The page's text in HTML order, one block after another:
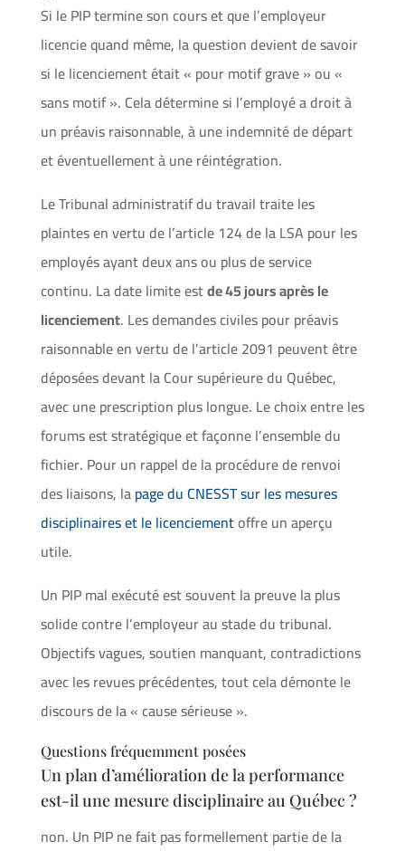
Si le PIP termine son cours et que l’employeur
licencie quand même, la question devient de savoir
si le licenciement était « pour motif grave » ou «
sans motif ». Cela détermine si l’employé a droit à
un préavis raisonnable, à une indemnité de départ
et éventuellement à une réintégration.
Le Tribunal administratif du travail traite les
plaintes en vertu de l’article 124 de la LSA pour les
employés ayant deux ans ou plus de service
continu. La date limite estde 45 jours après le
licenciement. Les demandes civiles pour préavis
raisonnable en vertu de l’article 2091 peuvent être
déposées devant la Cour supérieure du Québec,
avec une prescription plus longue. Le choix entre les
forums est stratégique et façonne l’ensemble du
fichier. Pour un rappel de la procédure de renvoi
des liaisons, lapage du CNESST sur les mesures
disciplinaires et le licenciementoffre un aperçu
utile.
Un PIP mal exécuté est souvent la preuve la plus
solide contre l’employeur au stade du tribunal.
Objectifs vagues, soutien manquant, contradictions
avec les revues précédentes, tout cela démonte le
discours de la « cause sérieuse ».
Questions fréquemment posées
Un plan d’amélioration de la performance
est-il une mesure disciplinaire au Québec ?
non. Un PIP ne fait pas formellement partie de la